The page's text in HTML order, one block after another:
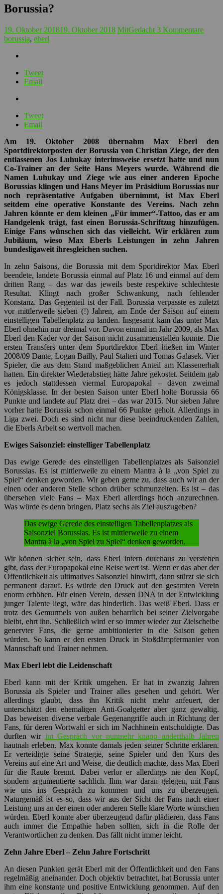
Handgelenk trägt, fast einen Borussia-Schriftzug hinzufügen.
Jubiläum, wieso Max Eberls Leistungen in zehn Jahren
bundesligaweit ihresgleichen suchen.
beendete, landete Borussia einmal auf Platz 16 und einmal auf dem
dritten Rang – das war das jeweils beste respektive schlechteste
Resultat. Klingt nach großer Schwankung, nach fehlender
Konstanz. Das Gegenteil ist der Fall. Borussia verpasste es zuletzt
vor mittlerweile sieben (!) Jahren, am Ende der Saison auf einem
Eberl ohnehin nur dreimal vor. Davon einmal im Jahr 2009, als Max
Eberl den Kader vor der Saison nicht zusammenstellen konnte. Die
2008/09 Dante, Logan Bailly, Paul Stalteri und Tomas Galasek. Vier
Spieler, die aus dem Stand maßgeblichen Anteil am Klassenerhalt
hatten. Ein direkter Wiederabstieg hätte Jahre gekostet. Seitdem gab
es jedoch stattdessen viermal Europapokal – davon zweimal
Königsklasse. In der besten Saison unter Eberl holte Borussia 66
Punkte und landete auf Platz drei – das war 2015. Nur sieben Jahre
vorher hatte Borussia schon einmal 66 Punkte geholt. Allerdings in
Liga zwei. Doch es sind nicht nur diese beeindruckenden Zahlen,
die Eberls Arbeit so wertvoll machen.
Ewiges Saisonziel: einstelliger Tabellenplatz
Das ewige Gerede des einstelligen Tabellenplatzes als Saisonziel
Borussias. Es ist mittlerweile zu einem Mantra à la „von Spiel zu
Spiel“ denken geworden. Wir geben gerne zu, dass auch wir an der
einen oder anderen Stelle schon drüber schmunzelten. Es ist – das
übersehen viele Fans – Max Eberl allerdings hoch anzurechnen.
Was würde es denn bringen, Platz sechs als Ziel auszugeben?
Das ewige Gerede des einstelligen Tabellenplatzes als
Saisonziel Borussias. Es ist mittlerweile zu einem
Mantra à la „von Spiel zu Spiel“ denken geworden.
Wir können sicher sein, dass Eberl intern durchaus zu verstehen
gibt, dass der Europapokal eine Reise wert ist. Wenn er das aber der
Öffentlichkeit als ultimatives Saisonziel hinwirft, dann stürzt sie sich
permanent darauf. Es würde den Druck auf den gesamten Verein
enorm erhöhen. Für einen Verein, dessen DNA in der Entwicklung
junger Talente liegt, wäre das hinderlich. Das weiß Eberl. Dass er
trotz des Gemurmels von außen beharrlich bei seiner Zielvorgabe
bleibt, ehrt ihn. Schließlich wird er so immer wieder zur Zielscheibe
genervter Fans, die gerne ambitionierter in die Saison gehen
würden. So kann er den ersten Druck in Stoßdämpfermanier von
Mannschaft und Trainer nehmen.
Max Eberl lebt die Leidenschaft
Eberl kann mit der Kritik umgehen. Er hat in zwanzig Jahren
Borussia als Spieler und Trainer alles gesehen und gehört. Wer
allerdings glaubt, dass ihn Kritik nicht mehr anfeuert, der
unterschätzt den ehemaligen Anti-Goalgetter aber ganz gewaltig.
Das beweisen diverse verbale Gegenangriffe auch in Richtung der
Fans, für deren Wortwahl er sich im Nachhinein entschuldigte. Das
durften wirim Gespräch vor nunmehr knapp anderthalb Jahren
hautnah erleben. Max konnte damals jeden seiner Schritte erklären.
Er verteidigte seine Strategie, seine Spieler und den Kurs des
Vereins auf eine Art und Weise, die deutlich machte, dass Max Eberl
für die Raute brennt. Dabei verlor er allerdings nie den Kopf,
sondern argumentierte sachlich. Ihm war daran gelegen, mit Fans
wie uns ins Gespräch zu kommen und uns zu überzeugen.
Naturgemäß ist es so, dass wir aus der Sicht der Fans nach einer
Leistung uns an der einen oder anderen Stelle klare Worte wünschen
würden. Eberl konnte aber überzeugend dafür plädieren, dass Fans
auch immer die Empathie haben sollten, sich in die Rolle der
Verantwortlichen zu denken. Das fällt nicht immer leicht.
Zehn Jahre Eberl – Zehn Jahre Fortschritt
An diesen Punkten gerät Eberl mit der Öffentlichkeit und den Fans
regelmäßig aneinander. Doch objektiv betrachtet, hat Borussia unter
ersten Blick mag diese Einschätzung verwundern, weil es nach zwei
Jahren Königsklasse nun zwei Mal nur für Platz neun reichte. Bei
genauerer Betrachtung ist es aber so, dass es bei der Entwicklung
eines Vereins um Nachhaltigkeit und Perspektive geht. Da müssen
wir uns einerseits eingestehen, dass es nach zwei Jahren, in denen
auch wir oft unzufrieden waren, keinesfalls den ganz großen
Einbruch gab.
Objektiv betrachtet, hat Borussia unter ihm eine
konstante und positive Entwicklung genommen.
In der aktuellen Situation ist es absolut im Bereich des Möglichen,
dass wir am Ende der Saison im Europapokal landen. Sollte das
misslingen, bräche der Verein dennoch nicht zusammen. Das ist
auch ein Verdienst Eberls. Er hätte sich von den Champions League
Millionen, den glanzvollen Abenden und der Euphorie um Borussia
berauschen lassen können. Er hätte die eine oder andere Millionen
zu viel ausgeben können. Herausgekommen wäre möglicherweise
ein Kader, mit dem wir ein weiteres Mal in den europäischen
Plätzen gelandet wären.
Aber Fußball ist eben bei aller Professionalisierung glücklicherweise
noch immer nicht zu 100 Prozent planbar. Wenn es am Ende dann
trotz des finanziellen Risikos nicht gereicht hätte,wäre Borussia in